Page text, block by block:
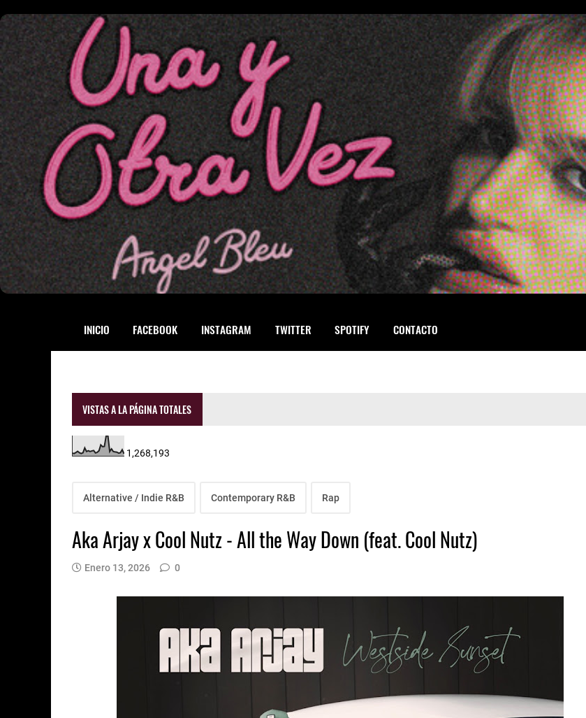
INICIO FACEBOOK INSTAGRAM TWITTER SPOTIFY CONTACTO
VISTAS A LA PÁGINA TOTALES
1,268,193
Alternative / Indie R&B Contemporary R&B Rap
Aka Arjay x Cool Nutz - All the Way Down (feat. Cool Nutz)
Enero 13, 2026 0